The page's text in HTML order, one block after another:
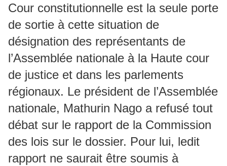
Cour constitutionnelle est la seule porte
de sortie à cette situation de
désignation des représentants de
l’Assemblée nationale à la Haute cour
de justice et dans les parlements
régionaux. Le président de l’Assemblée
nationale, Mathurin Nago a refusé tout
débat sur le rapport de la Commission
des lois sur le dossier. Pour lui, ledit
rapport ne saurait être soumis à